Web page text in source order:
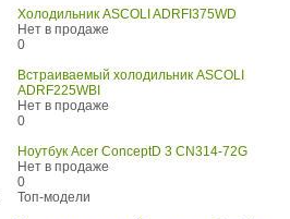
Холодильник ASCOLI ADRFI375WD
Нет в продаже
0
Встраиваемый холодильник ASCOLI
ADRF225WBI
Нет в продаже
0
Ноутбук Acer ConceptD 3 CN314-72G
Нет в продаже
0
Топ-модели